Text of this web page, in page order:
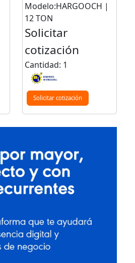
Modelo:HARGOOCH |
12 TON
Solicitar
cotización
Cantidad: 1
Solicitar cotización